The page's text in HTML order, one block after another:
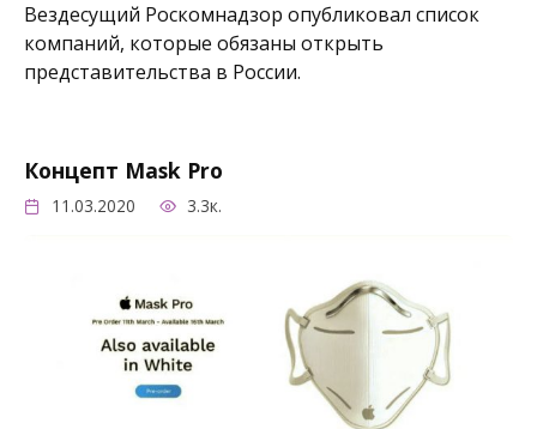
Вездесущий Роскомнадзор опубликовал список
компаний, которые обязаны открыть
представительства в России.
Концепт Mask Pro
11.03.2020 3.3к.